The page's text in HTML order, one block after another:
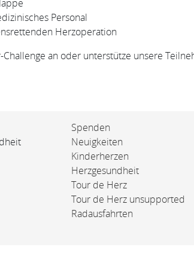
Personal
Herzoperation
an oder unterstütze unsere
Spenden
Neuigkeiten
Kinderherzen
Herzgesundheit
Tour de Herz
Tour de Herz unsupported
Radausfahrten